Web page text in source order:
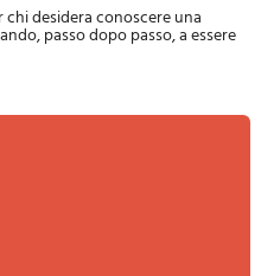
desidera conoscere una
passo dopo passo, a essere